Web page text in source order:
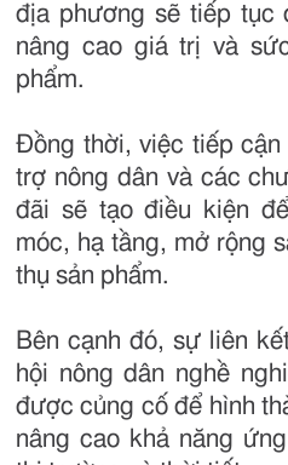
địa phương sẽ tiếp tục
nâng cao giá trị và
phẩm.
Đồng thời, việc tiếp cận
trợ nông dân và các
đãi sẽ tạo điều kiện
móc, hạ tầng, mở rộng
thụ sản phẩm.
Bên cạnh đó, sự liên
hội nông dân nghề
được củng cố để hình
nâng cao khả năng